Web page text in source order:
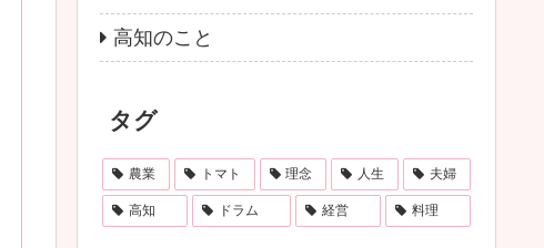
高知のこと
タグ
農業 トマト 理念 人生 夫婦
高知 ドラム 経営 料理